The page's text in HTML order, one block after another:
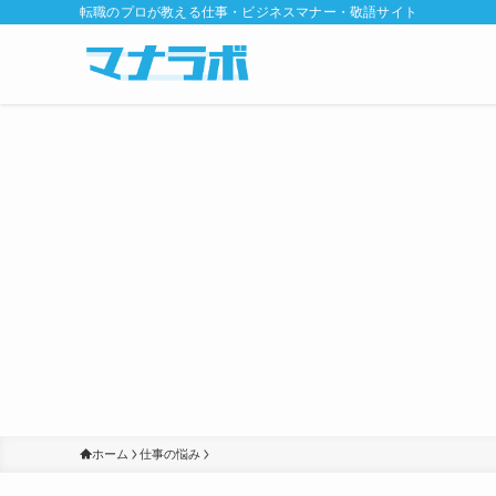
転職のプロが教える仕事・ビジネスマナー・敬語サイト
ホーム 仕事の悩み